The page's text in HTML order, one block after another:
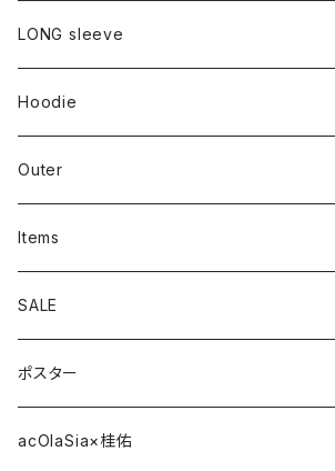
LONG sleeve
Hoodie
Outer
Items
Phone Case
cap
strap
SALE
ポスター
acOlaSia×桂佑